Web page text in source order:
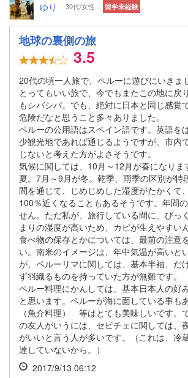
ゆり 30代/女性 留学未経験
地球の裏側の旅
3.5
20代の頃一人旅で、ペルーに遊びにいきま
とってもいい旅で、今でもまたこの地に戻
もシバシバ。でも、絶対に日本と同じ感覚
危険だなと思うこと多々ありました。
ペルーの公用語はスペイン語です。英語を
少観光地であれば通じるようですが、市内
じないと考えた方がよさそうです。
気候に関しては、10月～12月が春になりま
夏。7月～9月が冬。乾季、雨季の区別が特
間を通じて、じめじめした湿度がたかくて
100％近くなることもあるそうです。年間
せん。ただ私が、旅行している間に、びっ
まりの湿度が高いため、カビが生えやすい
食べ物の保存とかについては、最前の注意
い。南米のイメージは、年中気温が高いと
が、ペルーリマに関しては、基本半袖、だ
ず羽織るものを持っていた方が無難です。
ペルー料理にかんしては、基本日本人の好
と思います。ペルーが海に面している事も
（魚介料理） 等はとても美味しいです。
の友人がいうには、セビチェに関しては、
がいいと言う人が多いです。（これは、冷
達していないから。）
2017/9/13 06:12